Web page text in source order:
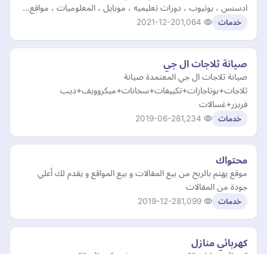
ادسنس ، يوتيوب ، دورات تعليميه ، موبايل ، المعلوميات ، مواقع…
خدمات 2021-12-20
صيانة ثلاجات ال جي
صيانة ثلاجات ال جي المعتمدة صيانة
ثلاجات+بوتاجازات+تكييفات+سخانات+ميكروويف+ديب
فريزر+غسالات
خدمات 2019-06-28
محتواك
موقع يهتم بالربح من بيع المقالات و بيع المواقع و يقدم لك أعلي
جودة من المقالات
خدمات 2019-12-28
كهربائي منازل